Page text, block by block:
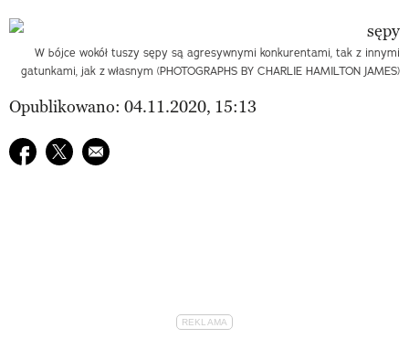
W bójce wokół tuszy sępy są agresywnymi konkurentami, tak z innymi
gatunkami, jak z własnym (PHOTOGRAPHS BY CHARLIE HAMILTON JAMES)
Opublikowano: 04.11.2020, 15:13
Udostępnij na facebook
Udostępnij na twitter
E-mail do przyjaciela